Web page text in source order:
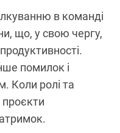
в команді
що, у свою чергу,
помилок і
Коли ролі та
проєкти